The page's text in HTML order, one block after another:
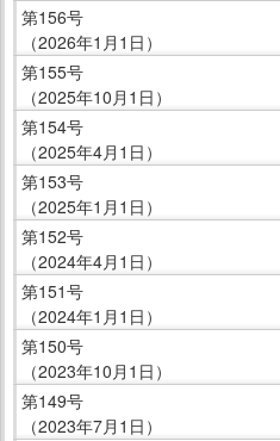
第156号
（2026年1月1日）
第155号
（2025年10月1日）
第154号
（2025年4月1日）
第153号
（2025年1月1日）
第152号
（2024年4月1日）
第151号
（2024年1月1日）
第150号
（2023年10月1日）
第149号
（2023年7月1日）